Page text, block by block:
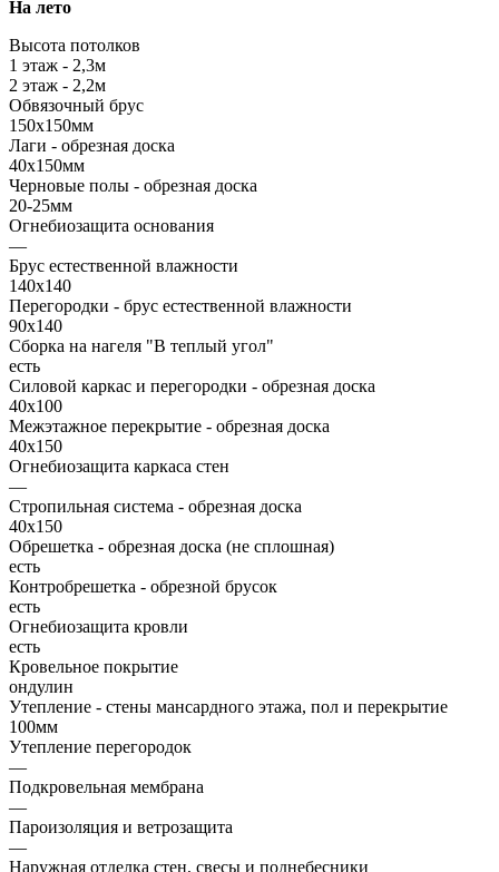
На лето
Высота потолков
1 этаж - 2,3м
2 этаж - 2,2м
Обвязочный брус
150х150мм
Лаги - обрезная доска
40х150мм
Черновые полы - обрезная доска
20-25мм
Огнебиозащита основания
—
Брус естественной влажности
140х140
Перегородки - брус естественной влажности
90х140
Сборка на нагеля "В теплый угол"
есть
Силовой каркас и перегородки - обрезная доска
40х100
Межэтажное перекрытие - обрезная доска
40х150
Огнебиозащита каркаса стен
—
Стропильная система - обрезная доска
40х150
Обрешетка - обрезная доска (не сплошная)
есть
Контробрешетка - обрезной брусок
есть
Огнебиозащита кровли
есть
Кровельное покрытие
ондулин
Утепление - стены мансардного этажа, пол и перекрытие
100мм
Утепление перегородок
—
Подкровельная мембрана
—
Пароизоляция и ветрозащита
—
Наружная отделка стен, свесы и поднебесники